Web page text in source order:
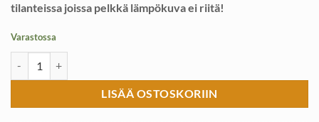
tilanteissa joissa pelkkä lämpökuva ei riitä!
Varastossa
LISÄÄ OSTOSKORIIN